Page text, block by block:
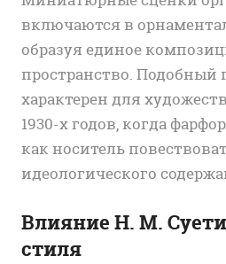
включаются в
образуя единое
пространство. Подобный
характерен для
1930-х годов, когда
как носитель
идеологического
Влияние Н. М.
стиля